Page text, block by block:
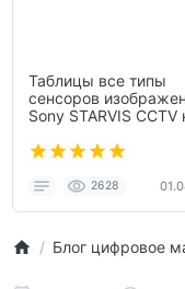
Таблицы все типы
сенсоров
Sony STARVIS CCTV
2628
Блог цифровое